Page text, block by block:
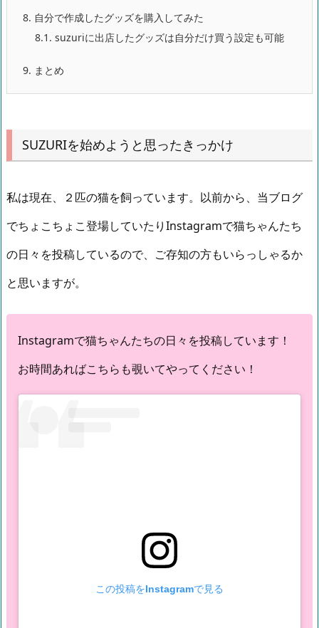
8. 自分で作成したグッズを購入してみた
8.1. suzuriに出店したグッズは自分だけ買う設定も可能
9. まとめ
SUZURIを始めようと思ったきっかけ
私は現在、２匹の猫を飼っています。以前から、当ブログ
でちょこちょこ登場していたりInstagramで猫ちゃんたち
の日々を投稿しているので、ご存知の方もいらっしゃるか
と思いますが。
Instagramで猫ちゃんたちの日々を投稿しています！
お時間あればこちらも覗いてやってください！
この投稿をInstagramで見る